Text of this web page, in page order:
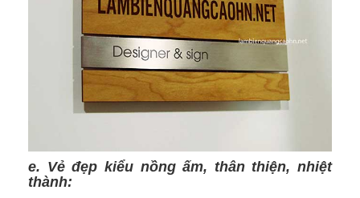
e. Vẻ đẹp kiểu nồng ấm, thân thiện, nhiệt
thành: